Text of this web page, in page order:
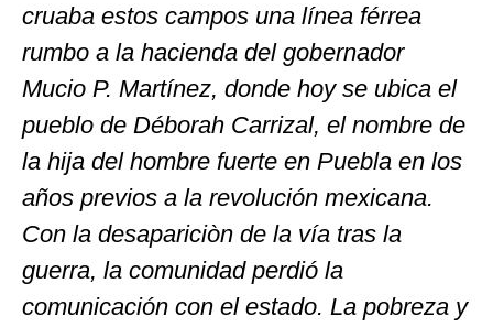
cruaba estos campos una línea férrea
rumbo a la hacienda del gobernador
Mucio P. Martínez, donde hoy se ubica el
pueblo de Déborah Carrizal, el nombre de
la hija del hombre fuerte en Puebla en los
años previos a la revolución mexicana.
Con la desapariciòn de la vía tras la
guerra, la comunidad perdió la
comunicación con el estado. La pobreza y